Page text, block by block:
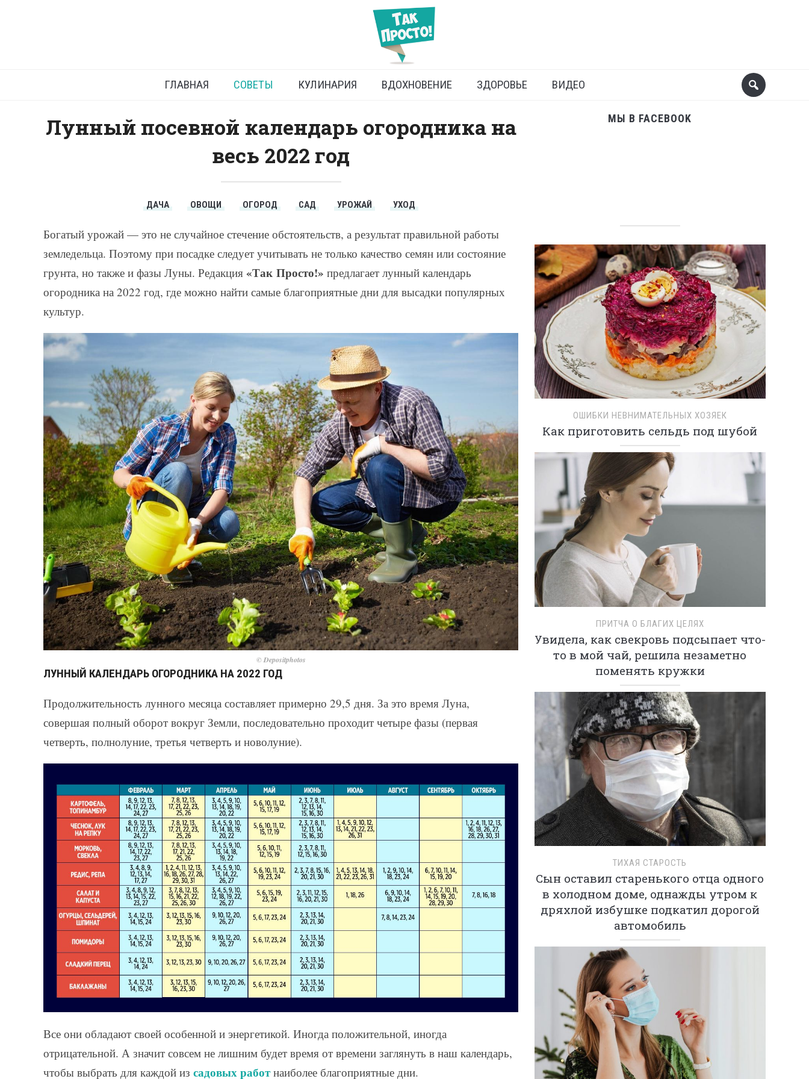
Лунный календарь огородника на
ГЛАВНАЯ СОВЕТЫ КУЛИНАРИЯ ВДОХНОВЕНИЕ ЗДОРОВЬЕ ВИДЕО
Лунный посевной календарь огородника на
весь 2022 год
ДАЧА ОВОЩИ ОГОРОД САД УРОЖАЙ УХОД
Богатый урожай — это не случайное стечение обстоятельств, а результат правильной работы
земледельца. Поэтому при посадке следует учитывать не только качество семян или состояние
грунта, но также и фазы Луны. Редакция «Так Просто!» предлагает лунный календарь
огородника на 2022 год, где можно найти самые благоприятные дни для высадки популярных
культур.
© Depositphotos
ЛУННЫЙ КАЛЕНДАРЬ ОГОРОДНИКА НА 2022 ГОД
Продолжительность лунного месяца составляет примерно 29,5 дня. За это время Луна,
совершая полный оборот вокруг Земли, последовательно проходит четыре фазы (первая
четверть, полнолуние, третья четверть и новолуние).
Все они обладают своей особенной и энергетикой. Иногда положительной, иногда
отрицательной. А значит совсем не лишним будет время от времени заглянуть в наш календарь,
чтобы выбрать для каждой из садовых работ наиболее благоприятные дни.
МЫ В FACEBOOK
ОШИБКИ НЕВНИМАТЕЛЬНЫХ ХОЗЯЕК
Как приготовить сельдь под шубой
ПРИТЧА О БЛАГИХ ЦЕЛЯХ
Увидела, как свекровь подсыпает что-
то в мой чай, решила незаметно
поменять кружки
ТИХАЯ СТАРОСТЬ
Сын оставил старенького отца одного
в холодном доме, однажды утром к
дряхлой избушке подкатил дорогой
автомобиль